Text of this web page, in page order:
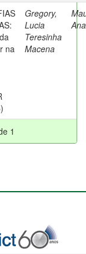
na
Gregory,
Lucia
Teresinha
Macena
1